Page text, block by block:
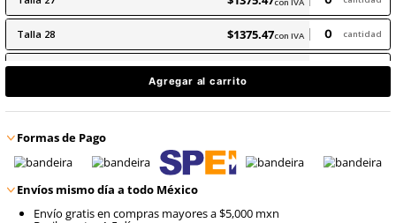
Talla 1375 .47 con IVA
Talla 26 $1375.47
Talla 27 $1375.47con IVA
Talla 28 $1375 .47con IVA
Talla 29
Agregar al carrito